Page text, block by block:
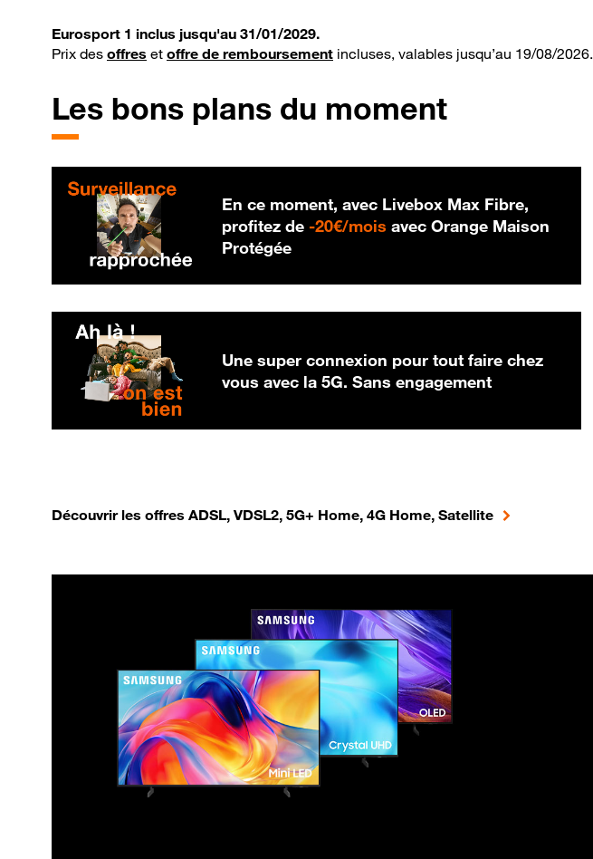
Eurosport 1 inclus jusqu'au 31/01/2029.
Prix des offres et offre de remboursement incluses, valables jusqu’au 19/08/2026.
Les bons plans du moment
En ce moment, avec Livebox Max Fibre,
profitez de -20€/mois 20 € par mois
avec Orange Maison
Protégée
Une super connexion pour tout faire chez
vous avec la 5G. Sans engagement
Découvrir les offres ADSL, VDSL2, 5G+ Home, 4G Home, Satellite